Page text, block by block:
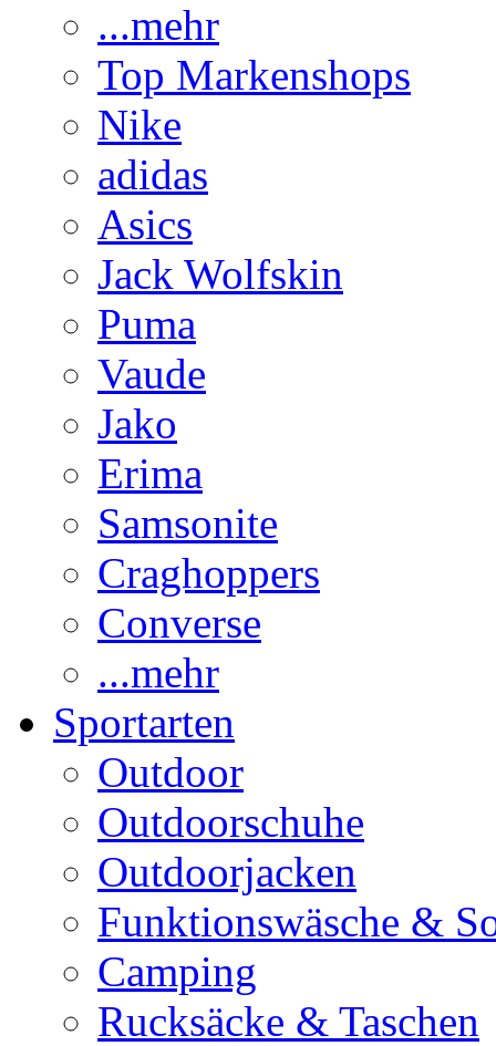
...mehr
Top Markenshops
Nike
adidas
Asics
Jack Wolfskin
Puma
Vaude
Jako
Erima
Samsonite
Craghoppers
Converse
...mehr
Sportarten
Outdoor
Outdoorschuhe
Outdoorjacken
Funktionswäsche &
Camping
Rucksäcke & Taschen